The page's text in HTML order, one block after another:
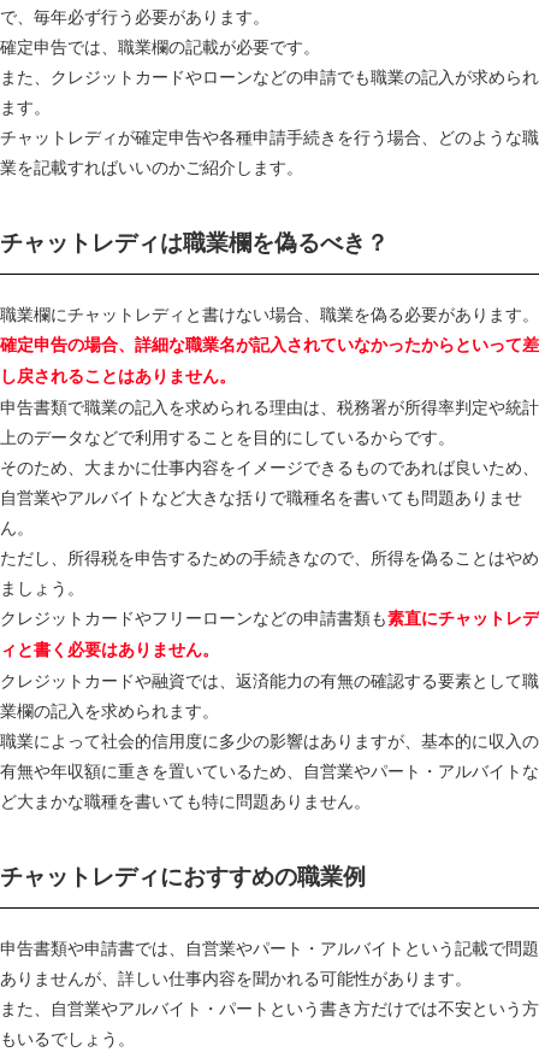
で、毎年必ず行う必要があります。
確定申告では、職業欄の記載が必要です。
また、クレジットカードやローンなどの申請でも職業の記入が求められ
ます。
チャットレディが確定申告や各種申請手続きを行う場合、どのような職
業を記載すればいいのかご紹介します。
チャットレディは職業欄を偽るべき？
職業欄にチャットレディと書けない場合、職業を偽る必要があります。
確定申告の場合、詳細な職業名が記入されていなかったからといって差
し戻されることはありません。
申告書類で職業の記入を求められる理由は、税務署が所得率判定や統計
上のデータなどで利用することを目的にしているからです。
そのため、大まかに仕事内容をイメージできるものであれば良いため、
自営業やアルバイトなど大きな括りで職種名を書いても問題ありませ
ん。
ただし、所得税を申告するための手続きなので、所得を偽ることはやめ
ましょう。
クレジットカードやフリーローンなどの申請書類も素直にチャットレデ
ィと書く必要はありません。
クレジットカードや融資では、返済能力の有無の確認する要素として職
業欄の記入を求められます。
職業によって社会的信用度に多少の影響はありますが、基本的に収入の
有無や年収額に重きを置いているため、自営業やパート・アルバイトな
ど大まかな職種を書いても特に問題ありません。
チャットレディにおすすめの職業例
申告書類や申請書では、自営業やパート・アルバイトという記載で問題
ありませんが、詳しい仕事内容を聞かれる可能性があります。
また、自営業やアルバイト・パートという書き方だけでは不安という方
もいるでしょう。